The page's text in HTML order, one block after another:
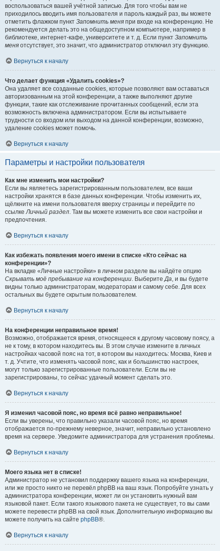
воспользоваться вашей учётной записью. Для того чтобы вам не
приходилось вводить имя пользователя и пароль каждый раз, вы можете
отметить флажком пункт Запомнить меня при входе на конференцию. Не
рекомендуется делать это на общедоступном компьютере, например в
библиотеке, интернет-кафе, университете и т. д. Если пункт Запомнить
меня отсутствует, это значит, что администратор отключил эту функцию.
Вернуться к началу
Что делает функция «Удалить cookies»?
Она удаляет все созданные cookies, которые позволяют вам оставаться
авторизованным на этой конференции, а также выполняют другие
функции, такие как отслеживание прочитанных сообщений, если эта
возможность включена администратором. Если вы испытываете
трудности со входом или выходом на данной конференции, возможно,
удаление cookies может помочь.
Вернуться к началу
Параметры и настройки пользователя
Как мне изменить мои настройки?
Если вы являетесь зарегистрированным пользователем, все ваши
настройки хранятся в базе данных конференции. Чтобы изменить их,
щёлкните на имени пользователя вверху страницы и перейдите по
ссылкеЛичный раздел. Там вы можете изменить все свои настройки и
предпочтения.
Вернуться к началу
Как избежать появления моего имени в списке «Кто сейчас на
конференции»?
На вкладке «Личные настройки» в личном разделе вы найдёте опцию
Скрывать моё пребывание на конференции. ВыберитеДа, и вы будете
видны только администраторам, модераторам и самому себе. Для всех
остальных вы будете скрытым пользователем.
Вернуться к началу
На конференции неправильное время!
Возможно, отображается время, относящееся к другому часовому поясу, а
не к тому, в котором находитесь вы. В этом случае измените в личных
настройках часовой пояс на тот, в котором вы находитесь: Москва, Киев и
т. д. Учтите, что изменять часовой пояс, как и большинство настроек,
могут только зарегистрированные пользователи. Если вы не
зарегистрированы, то сейчас удачный момент сделать это.
Вернуться к началу
Я изменил часовой пояс, но время всё равно неправильное!
Если вы уверены, что правильно указали часовой пояс, но время
отображается по-прежнему неверное, значит, неправильно установлено
время на сервере. Уведомите администратора для устранения проблемы.
Вернуться к началу
Моего языка нет в списке!
Администратор не установил поддержку вашего языка на конференции,
или же просто никто не перевёл phpBB на ваш язык. Попробуйте узнать у
администратора конференции, может ли он установить нужный вам
языковой пакет. Если такого языкового пакета не существует, то вы сами
можете перевести phpBB на свой язык. Дополнительную информацию вы
можете получить на сайте phpBB®.
Вернуться к началу